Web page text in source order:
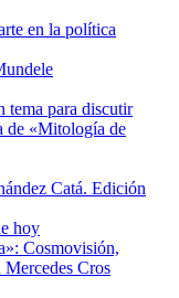
en la política
tema para discutir
de «Mitología de
Catá. Edición
hoy
Cosmovisión,
Cros